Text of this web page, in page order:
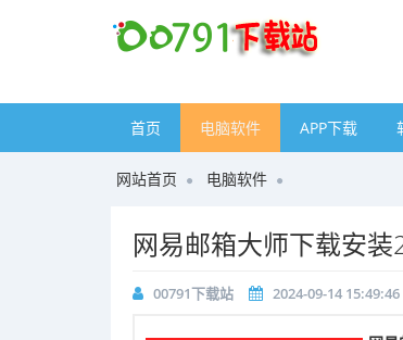
首页 电脑软件 APP下载
网站首页 电脑软件
网易邮箱大师下载安
00791下载站 2024-09-14 15:49:46